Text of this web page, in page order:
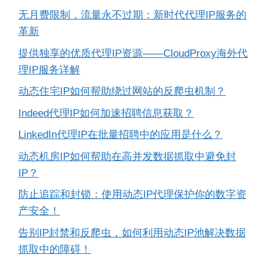
无月费限制，流量永不过期：新时代代理IP服务的
革新
提供独享的优质代理IP资源——CloudProxy海外代
理IP服务详解
动态住宅IP如何帮助绕过网站的反爬虫机制？
Indeed代理IP如何加速招聘信息获取？
LinkedIn代理IP在批量招聘中的应用是什么？
动态机房IP如何帮助在高并发数据抓取中避免封
IP？
防止追踪和封锁：使用动态IP代理保护你的数字资
产安全！
告别IP封禁和反爬虫，如何利用动态IP池解决数据
抓取中的障碍！